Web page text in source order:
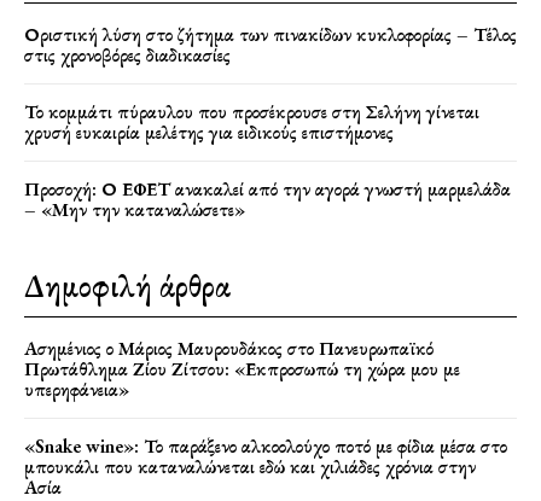
Οριστική λύση στο ζήτημα των πινακίδων κυκλοφορίας – Τέλος
στις χρονοβόρες διαδικασίες
Το κομμάτι πύραυλου που προσέκρουσε στη Σελήνη γίνεται
χρυσή ευκαιρία μελέτης για ειδικούς επιστήμονες
Προσοχή: Ο ΕΦΕΤ ανακαλεί από την αγορά γνωστή μαρμελάδα
– «Μην την καταναλώσετε»
Δημοφιλή άρθρα
Ασημένιος ο Μάριος Μαυρουδάκος στο Πανευρωπαϊκό
Πρωτάθλημα Ζίου Ζίτσου: «Εκπροσωπώ τη χώρα μου με
υπερηφάνεια»
«Snake wine»: Το παράξενο αλκοολούχο ποτό με φίδια μέσα στο
μπουκάλι που καταναλώνεται εδώ και χιλιάδες χρόνια στην
Ασία